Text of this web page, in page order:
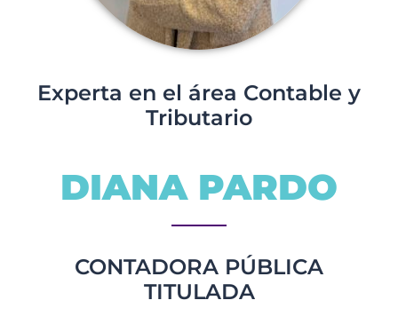
Experta en el área Contable y
Tributario
DIANA PARDO
CONTADORA PÚBLICA
TITULADA